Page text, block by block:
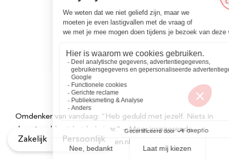
Omdenker van vandaag: “Heb geduld met jezelf. Niets in
de natuur bloeit het hele jaar.” – Meer inspirerende
spreuken vind je op Omdenken.nl
Zakelijk Persoonlijk